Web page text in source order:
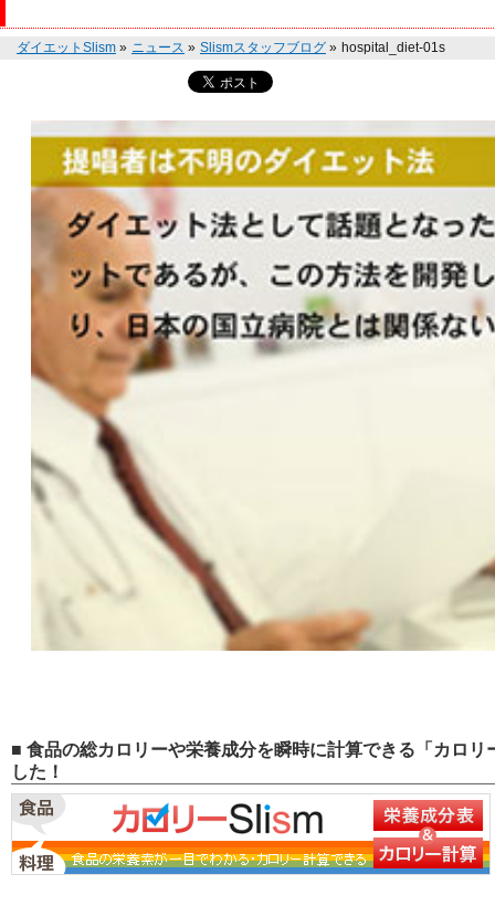
ダイエットSlism » ニュース » Slismスタッフブログ » hospital_diet-01s
■ 食品の総カロリーや栄養成分を瞬時に計算できる「カロ
した！